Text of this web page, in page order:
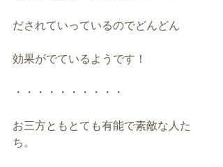
だされていっているのでどんどん
効果がでているようです！
・・・・・・・・・・
お三方ともとても有能で素敵な人た
ち。